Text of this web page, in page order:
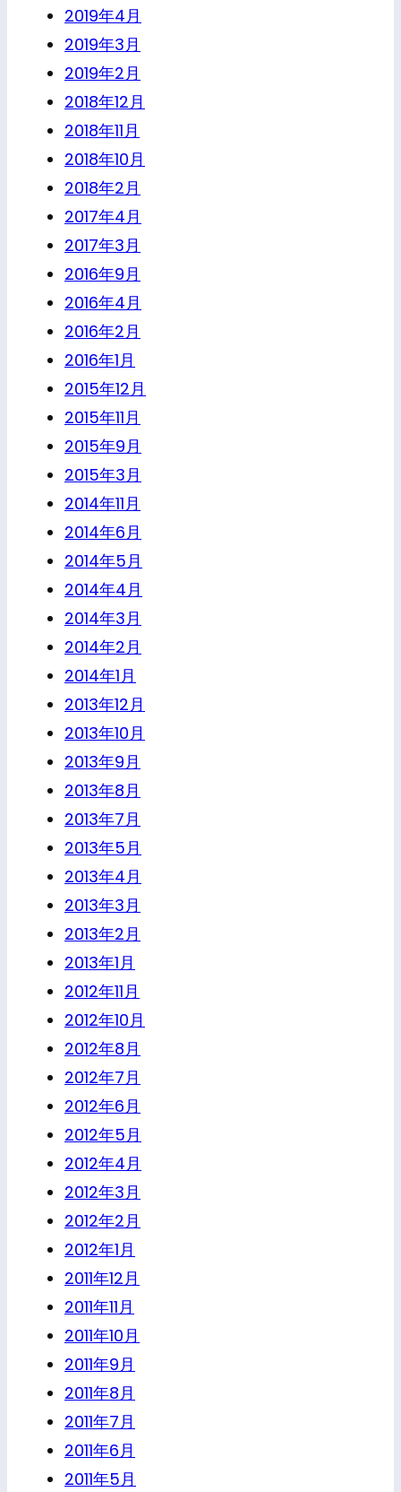
2019年4月
2019年3月
2019年2月
2018年12月
2018年11月
2018年10月
2018年2月
2017年4月
2017年3月
2016年9月
2016年4月
2016年2月
2016年1月
2015年12月
2015年11月
2015年9月
2015年3月
2014年11月
2014年6月
2014年5月
2014年4月
2014年3月
2014年2月
2014年1月
2013年12月
2013年10月
2013年9月
2013年8月
2013年7月
2013年5月
2013年4月
2013年3月
2013年2月
2013年1月
2012年11月
2012年10月
2012年8月
2012年7月
2012年6月
2012年5月
2012年4月
2012年3月
2012年2月
2012年1月
2011年12月
2011年11月
2011年10月
2011年9月
2011年8月
2011年7月
2011年6月
2011年5月